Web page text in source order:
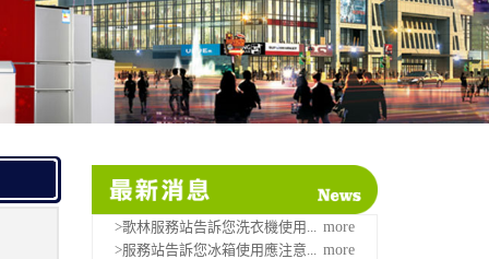
>歌林服務站告訴您洗衣機使用...
more
>服務站告訴您冰箱使用應注意...
more